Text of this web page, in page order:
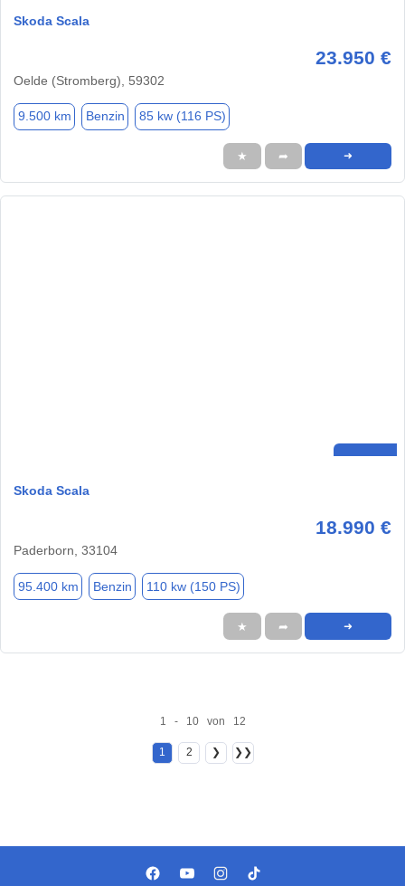
Skoda Scala
23.950 €
Oelde (Stromberg), 59302
9.500 km Benzin 85 kw (116 PS)
★ ➦ ➜
Skoda Scala
18.990 €
Paderborn, 33104
95.400 km Benzin 110 kw (150 PS)
★ ➦ ➜
1 - 10 von 12
1 2 ❯ ❯❯